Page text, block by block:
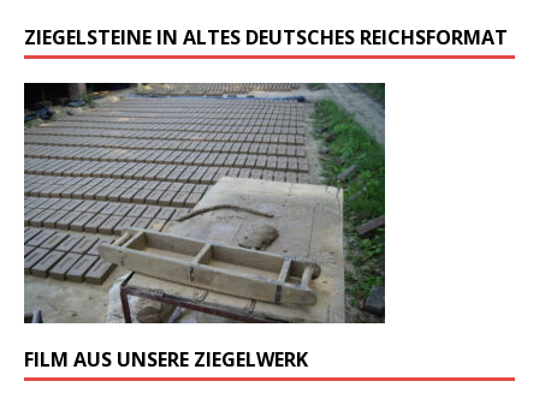
ZIEGELSTEINE IN ALTES DEUTSCHES REICHSFORMAT
FILM AUS UNSERE ZIEGELWERK